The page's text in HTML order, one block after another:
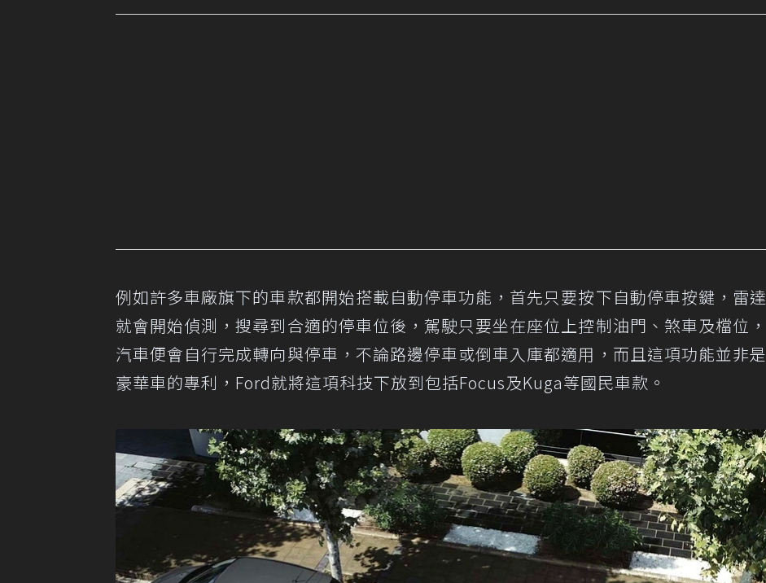
例如許多車廠旗下的車款都開始搭載自動停車功能，首先只要按下自動停車按鍵，雷達
就會開始偵測，搜尋到合適的停車位後，駕駛只要坐在座位上控制油門、煞車及檔位，
汽車便會自行完成轉向與停車，不論路邊停車或倒車入庫都適用，而且這項功能並非是
豪華車的專利，Ford就將這項科技下放到包括Focus及Kuga等國民車款。